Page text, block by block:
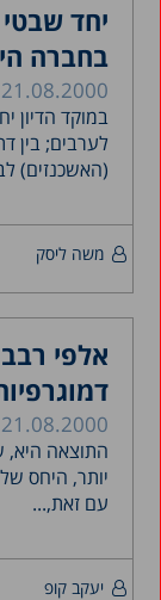
יחד
בחברה
21.08.2000
במוקד הדיון
לערבים; בין
(האשכנזים)
משה ליסק
אלפי
21.08.2000
התוצאה
עם זאת,...
יעקב קופ